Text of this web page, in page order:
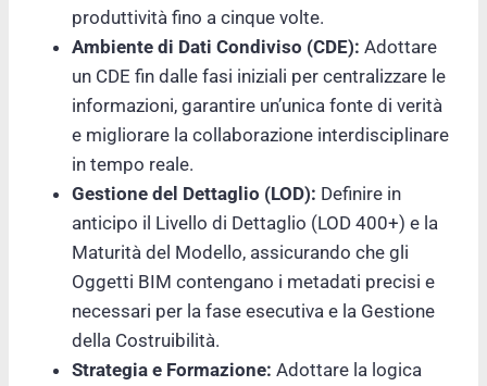
produttività fino a cinque volte.
Ambiente di Dati Condiviso (CDE): Adottare
un CDE fin dalle fasi iniziali per centralizzare le
informazioni, garantire un’unica fonte di verità
e migliorare la collaborazione interdisciplinare
in tempo reale.
Gestione del Dettaglio (LOD): Definire in
anticipo il Livello di Dettaglio (LOD 400+) e la
Maturità del Modello, assicurando che gli
Oggetti BIM contengano i metadati precisi e
necessari per la fase esecutiva e la Gestione
della Costruibilità.
Strategia e Formazione: Adottare la logica